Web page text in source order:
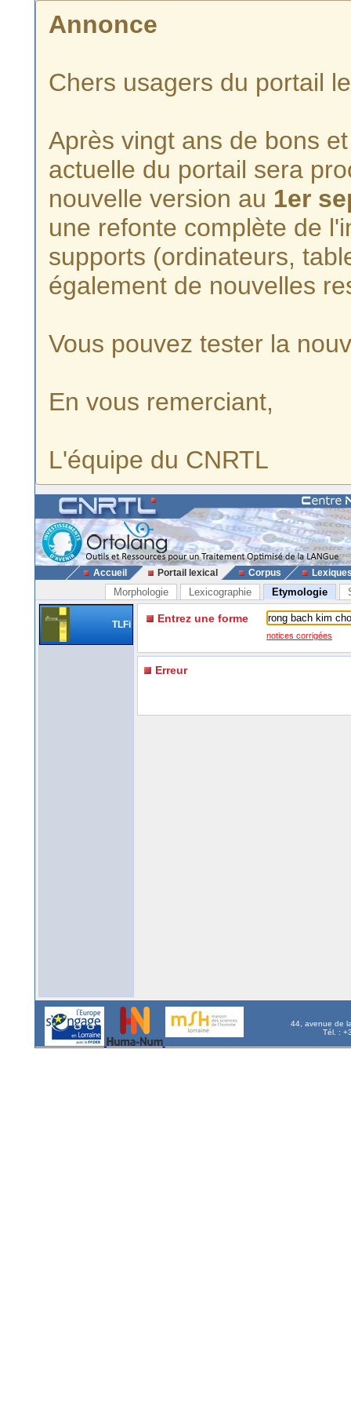
Annonce
Chers usagers du portail
Après vingt ans de bons
actuelle du portail sera
nouvelle version au 1er
une refonte complète de
supports (ordinateurs,
également de nouvelles
Vous pouvez tester la
En vous remerciant,
L'équipe du CNRTL
Accueil Portail lexical Corpus
Morphologie Lexicographie Etymologie
TLFi Entrez une forme
notices corrigées
Erreur
44, avenue de
Tél. :